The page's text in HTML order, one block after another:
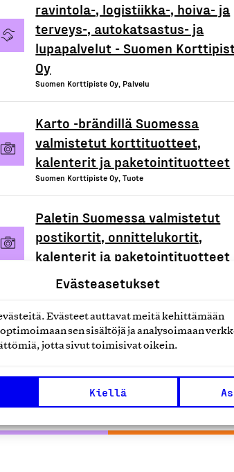
Evästeasetukset
Evästeet auttavat meitä kehittämään
sen sisältöjä ja analysoimaan
jotta sivut toimisivat oikein.
Kiellä
ravintola-, logistiikka-, hoiva- ja
terveys-, autokatsastus- ja
lupapalvelut - Suomen
Oy
Suomen Korttipiste Oy, Palvelu
Karto -brändillä Suomessa
valmistetut korttituotteet,
kalenterit ja paketointituotteet
Suomen Korttipiste Oy, Tuote
Paletin Suomessa valmistetut
postikortit, onnittelukortit,
kalenterit ja paketointituotteet
tai